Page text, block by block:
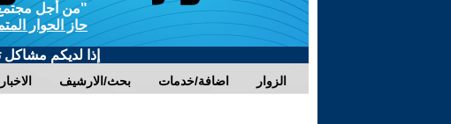
"من أجل مجتمع
حاز الحوار
إذا لديكم مشاكل
الاخبار بحث/الارشيف اضافة/خدمات الزوار